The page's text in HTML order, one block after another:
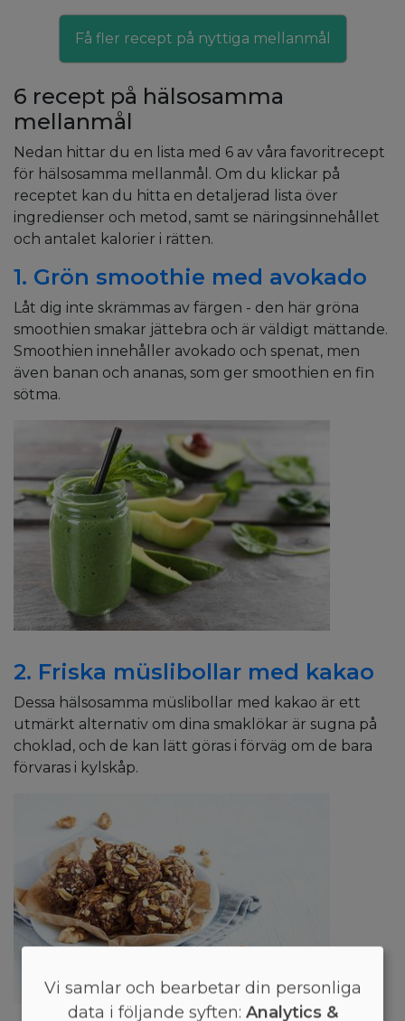
Få fler recept på nyttiga mellanmål
6 recept på hälsosamma
mellanmål
Nedan hittar du en lista med 6 av våra favoritrecept
för hälsosamma mellanmål. Om du klickar på
receptet kan du hitta en detaljerad lista över
ingredienser och metod, samt se näringsinnehållet
och antalet kalorier i rätten.
1. Grön smoothie med avokado
Låt dig inte skrämmas av färgen - den här gröna
smoothien smakar jättebra och är väldigt mättande.
Smoothien innehåller avokado och spenat, men
även banan och ananas, som ger smoothien en fin
sötma.
2. Friska müslibollar med kakao
Dessa hälsosamma müslibollar med kakao är ett
utmärkt alternativ om dina smaklökar är sugna på
choklad, och de kan lätt göras i förväg om de bara
förvaras i kylskåp.
Vi samlar och bearbetar din personliga
data i följande syften: Analytics &